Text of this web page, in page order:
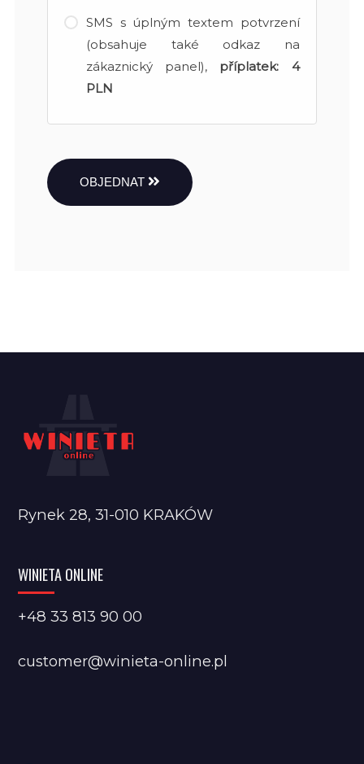
SMS s úplným textem potvrzení
(obsahuje také odkaz na
zákaznický panel), příplatek: 4
PLN
OBJEDNAT
Rynek 28, 31-010 KRAKÓW
WINIETA ONLINE
+48 33 813 90 00
customer@winieta-online.pl